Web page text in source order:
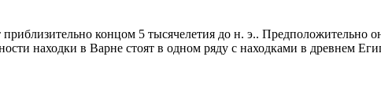
концом 5 тысячелетия до н. э.. Предположительно
находки в Варне стоят в одном ряду с находками в древнем